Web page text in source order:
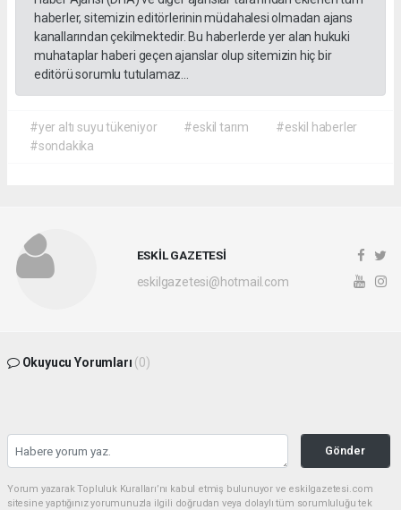
haberler, sitemizin editörlerinin müdahalesi olmadan ajans
kanallarından çekilmektedir. Bu haberlerde yer alan hukuki
muhataplar haberi geçen ajanslar olup sitemizin hiç bir
editörü sorumlu tutulamaz...
#yer altı suyu tükeniyor #eskil tarım
#eskil haberler
#sondakika
ESKİL GAZETESİ
eskilgazetesi@hotmail.com
Okuyucu Yorumları (0)
Gönder
Yorum yazarak Topluluk Kuralları’nı kabul etmiş bulunuyor ve eskilgazetesi.com
sitesine yaptığınız yorumunuzla ilgili doğrudan veya dolaylı tüm sorumluluğu tek